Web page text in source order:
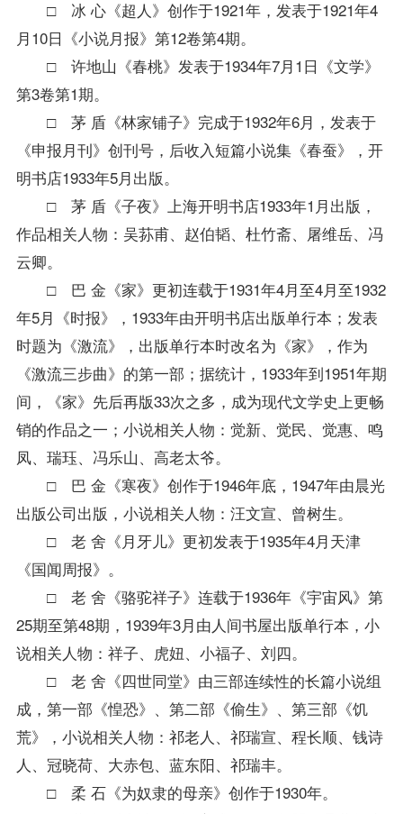
□ 冰 心《超人》创作于1921年，发表于1921年4
月10日《小说月报》第12卷第4期。
□ 许地山《春桃》发表于1934年7月1日《文学》
第3卷第1期。
□ 茅 盾《林家铺子》完成于1932年6月，发表于
《申报月刊》创刊号，后收入短篇小说集《春蚕》，开
明书店1933年5月出版。
□ 茅 盾《子夜》上海开明书店1933年1月出版，
作品相关人物：吴荪甫、赵伯韬、杜竹斋、屠维岳、冯
云卿。
□ 巴 金《家》更初连载于1931年4月至4月至1932
年5月《时报》，1933年由开明书店出版单行本；发表
时题为《激流》，出版单行本时改名为《家》，作为
《激流三步曲》的第一部；据统计，1933年到1951年期
间，《家》先后再版33次之多，成为现代文学史上更畅
销的作品之一；小说相关人物：觉新、觉民、觉惠、鸣
凤、瑞珏、冯乐山、高老太爷。
□ 巴 金《寒夜》创作于1946年底，1947年由晨光
出版公司出版，小说相关人物：汪文宣、曾树生。
□ 老 舍《月牙儿》更初发表于1935年4月天津
《国闻周报》。
□ 老 舍《骆驼祥子》连载于1936年《宇宙风》第
25期至第48期，1939年3月由人间书屋出版单行本，小
说相关人物：祥子、虎妞、小福子、刘四。
□ 老 舍《四世同堂》由三部连续性的长篇小说组
成，第一部《惶恐》、第二部《偷生》、第三部《饥
荒》，小说相关人物：祁老人、祁瑞宣、程长顺、钱诗
人、冠晓荷、大赤包、蓝东阳、祁瑞丰。
□ 柔 石《为奴隶的母亲》创作于1930年。